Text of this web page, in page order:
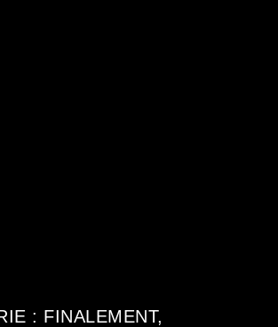
: FINALEMENT,